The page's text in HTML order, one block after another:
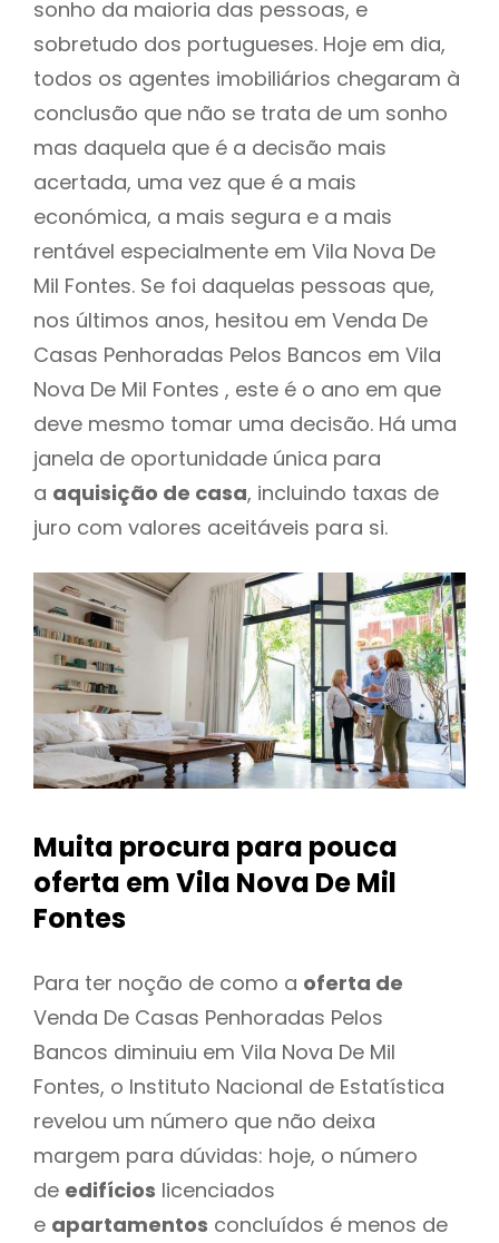
sonho da maioria das pessoas, e
sobretudo dos portugueses. Hoje em dia,
todos os agentes imobiliários chegaram à
conclusão que não se trata de um sonho
mas daquela que é a decisão mais
acertada, uma vez que é a mais
económica, a mais segura e a mais
rentável especialmente em Vila Nova De
Mil Fontes. Se foi daquelas pessoas que,
nos últimos anos, hesitou em Venda De
Casas Penhoradas Pelos Bancos em Vila
Nova De Mil Fontes , este é o ano em que
deve mesmo tomar uma decisão. Há uma
janela de oportunidade única para
a aquisição de casa, incluindo taxas de
juro com valores aceitáveis para si.
Muita procura para pouca
oferta em Vila Nova De Mil
Fontes
Para ter noção de como a oferta de
Venda De Casas Penhoradas Pelos
Bancos diminuiu em Vila Nova De Mil
Fontes, o Instituto Nacional de Estatística
revelou um número que não deixa
margem para dúvidas: hoje, o número
de edifícios licenciados
e apartamentos concluídos é menos de